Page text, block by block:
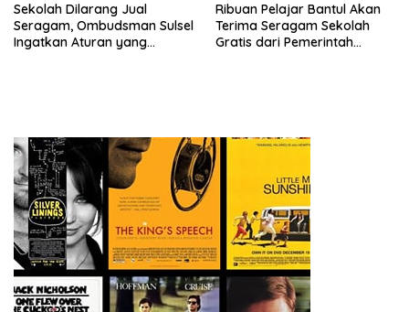
Sekolah Dilarang Jual
Seragam, Ombudsman Sulsel
Ingatkan Aturan yang
Ribuan Pelajar Bantul Akan
Terima Seragam Sekolah
Gratis dari Pemerintah